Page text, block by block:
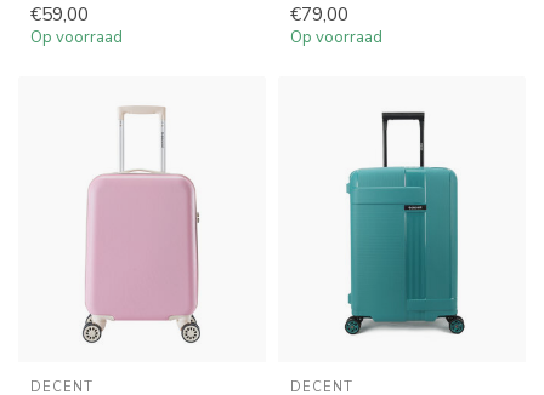
€59,00
Op voorraad
€79,00
Op voorraad
DECENT DECENT